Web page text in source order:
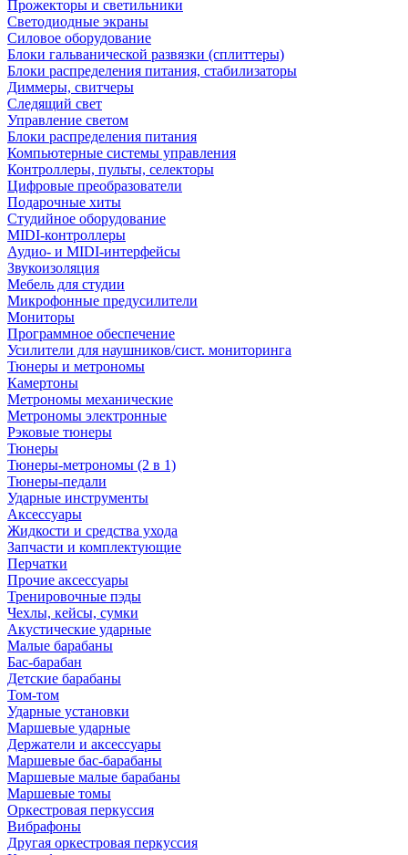
Прожекторы и светильники
Светодиодные экраны
Силовое оборудование
Блоки гальванической развязки (сплиттеры)
Блоки распределения питания, стабилизаторы
Диммеры, свитчеры
Следящий свет
Управление светом
Блоки распределения питания
Компьютерные системы управления
Контроллеры, пульты, селекторы
Цифровые преобразователи
Подарочные хиты
Студийное оборудование
MIDI-контроллеры
Аудио- и MIDI-интерфейсы
Звукоизоляция
Мебель для студии
Микрофонные предусилители
Мониторы
Программное обеспечение
Усилители для наушников/сист. мониторинга
Тюнеры и метрономы
Камертоны
Метрономы механические
Метрономы электронные
Рэковые тюнеры
Тюнеры
Тюнеры-метрономы (2 в 1)
Тюнеры-педали
Ударные инструменты
Аксессуары
Жидкости и средства ухода
Запчасти и комплектующие
Перчатки
Прочие аксессуары
Тренировочные пэды
Чехлы, кейсы, сумки
Акустические ударные
Mалые барабаны
Бас-барабан
Детские барабаны
Том-том
Ударные установки
Маршевые ударные
Держатели и аксессуары
Маршевые бас-барабаны
Маршевые малые барабаны
Маршевые томы
Оркестровая перкуссия
Вибрафоны
Другая оркестровая перкуссия